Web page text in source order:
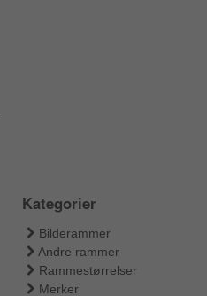
Kategorier
Bilderammer
Andre rammer
Rammestørrelser
Merker